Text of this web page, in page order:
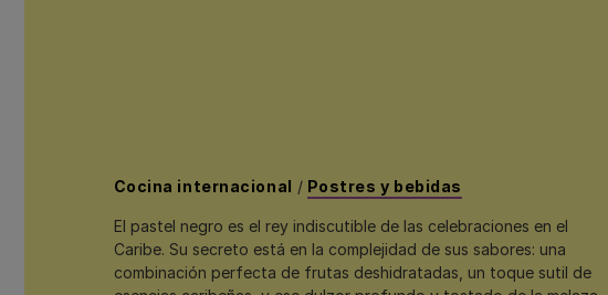
Cocina internacional / Postres y bebidas
El pastel negro es el rey indiscutible de las celebraciones en el
Caribe. Su secreto está en la complejidad de sus sabores: una
combinación perfecta de frutas deshidratadas, un toque sutil de